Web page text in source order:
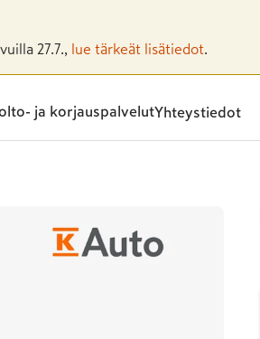
27.7., lue tärkeät lisätiedot
ja korjauspalvelutYhteystiedot